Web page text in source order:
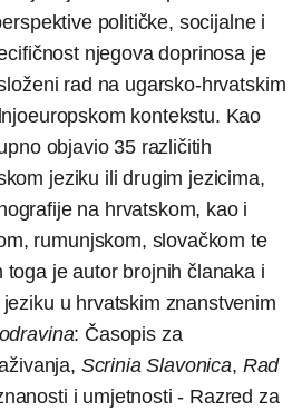
političke, socijalne i
njegova doprinosa je
rad na ugarsko-hrvatskim
kontekstu. Kao
objavio 35 različitih
jeziku ili drugim jezicima,
na hrvatskom, kao i
rumunjskom, slovačkom te
je autor brojnih članaka i
u hrvatskim znanstvenim
: Časopis za
Scrinia Slavonica, Rad
i umjetnosti - Razred za